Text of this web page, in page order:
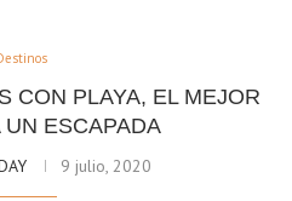
CON PLAYA, EL MEJOR
UN ESCAPADA
9 julio, 2020